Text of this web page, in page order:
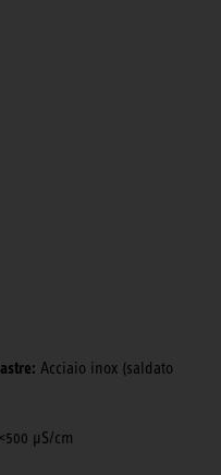
Acciaio inox (saldato
<500 μS/cm